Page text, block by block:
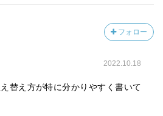
フォロー
2022.10.18
替え方が特に分かりやすく書いて